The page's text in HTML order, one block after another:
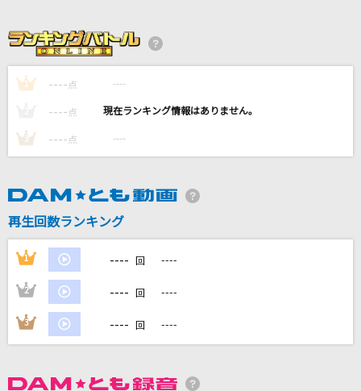
倖田來未
黒毛和牛上塩タン焼680円
[生音]NEVER GONNA GIVE YOU UP
Official髭男dism
カラオケ最新情報をチェック！
1 ---- 点 ----
---- 点 ----
3 ---- 点 ----
再生回数ランキング
1 ---- 回 ----
2 ---- 回 ----
3 ---- 回 ----